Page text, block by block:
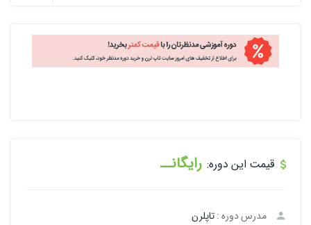
قیمت این دوره: رایگانــ
مدرس دوره :تاپلرن